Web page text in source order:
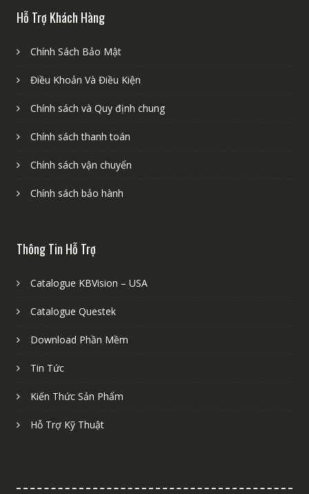
Hỗ Trợ Khách Hàng
Chính Sách Bảo Mật
Điều Khoản Và Điều Kiện
Chính sách và Quy định chung
Chính sách thanh toán
Chính sách vận chuyển
Chính sách bảo hành
Thông Tin Hỗ Trợ
Catalogue KBVision – USA
Catalogue Questek
Download Phần Mềm
Tin Tức
Kiến Thức Sản Phẩm
Hỗ Trợ Kỹ Thuật